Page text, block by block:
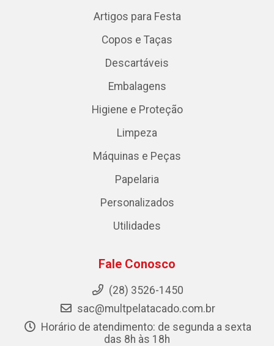
Artigos para Festa
Copos e Taças
Descartáveis
Embalagens
Higiene e Proteção
Limpeza
Máquinas e Peças
Papelaria
Personalizados
Utilidades
Fale Conosco
(28) 3526-1450
sac@multpelatacado.com.br
Horário de atendimento: de segunda a sexta
das 8h às 18h